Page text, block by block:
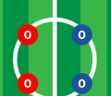
0
0 0
0